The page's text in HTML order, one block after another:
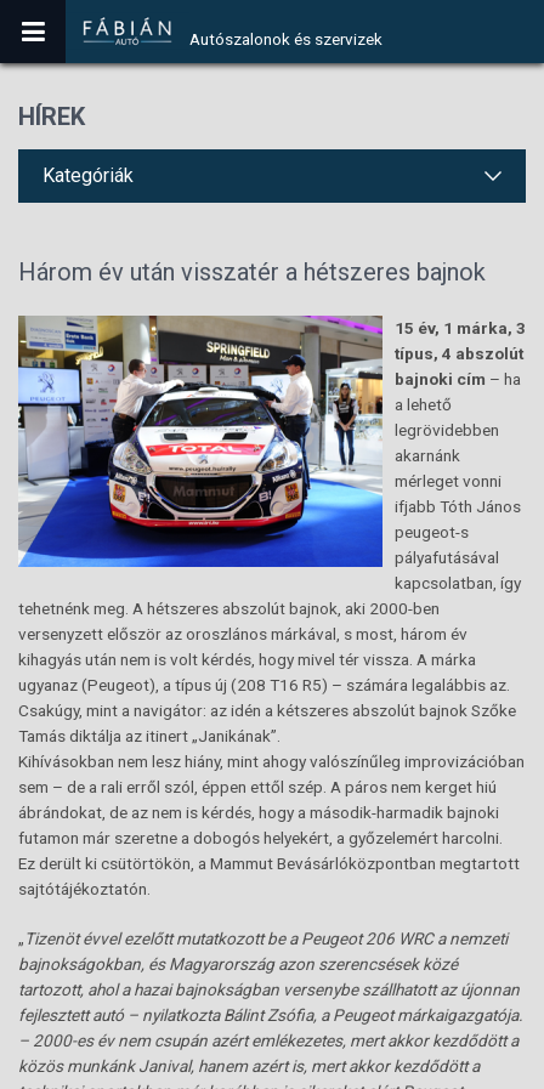
Autószalonok és szervizek
HÍREK
Kategóriák
Három év után visszatér a hétszeres bajnok
15 év, 1 márka, 3
típus, 4 abszolút
bajnoki cím – ha
a lehető
legrövidebben
akarnánk
mérleget vonni
ifjabb Tóth János
peugeot-s
pályafutásával
kapcsolatban, így
tehetnénk meg. A hétszeres abszolút bajnok, aki 2000-ben
versenyzett először az oroszlános márkával, s most, három év
kihagyás után nem is volt kérdés, hogy mivel tér vissza. A márka
ugyanaz (Peugeot), a típus új (208 T16 R5) – számára legalábbis az.
Csakúgy, mint a navigátor: az idén a kétszeres abszolút bajnok Szőke
Tamás diktálja az itinert „Janikának”.
Kihívásokban nem lesz hiány, mint ahogy valószínűleg improvizációban
sem – de a rali erről szól, éppen ettől szép. A páros nem kerget hiú
ábrándokat, de az nem is kérdés, hogy a második-harmadik bajnoki
futamon már szeretne a dobogós helyekért, a győzelemért harcolni.
Ez derült ki csütörtökön, a Mammut Bevásárlóközpontban megtartott
sajtótájékoztatón.
„Tizenöt évvel ezelőtt mutatkozott be a Peugeot 206 WRC a nemzeti
bajnokságokban, és Magyarország azon szerencsések közé
tartozott, ahol a hazai bajnokságban versenybe szállhatott az újonnan
fejlesztett autó – nyilatkozta Bálint Zsófia, a Peugeot márkaigazgatója.
– 2000-es év nem csupán azért emlékezetes, mert akkor kezdődött a
közös munkánk Janival, hanem azért is, mert akkor kezdődött a